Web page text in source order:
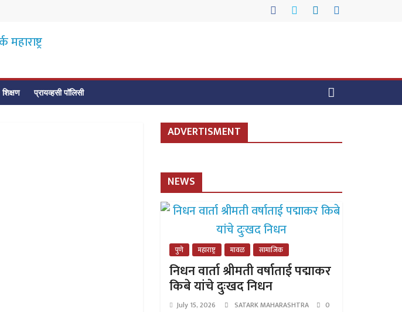
सतर्क
महाराष्ट्र
शिक्षण प्रायव्हसी पॉलिसी
ADVERTISMENT
NEWS
पुणे महाराष्ट्र मावळ सामाजिक
निधन वार्ता श्रीमती वर्षाताई पद्माकर
किबे यांचे दुःखद निधन
July 15, 2026 SATARK MAHARASHTRA
0